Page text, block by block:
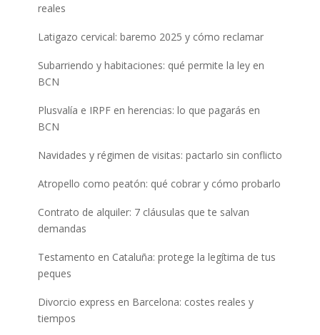
reales
Latigazo cervical: baremo 2025 y cómo reclamar
Subarriendo y habitaciones: qué permite la ley en
BCN
Plusvalía e IRPF en herencias: lo que pagarás en
BCN
Navidades y régimen de visitas: pactarlo sin conflicto
Atropello como peatón: qué cobrar y cómo probarlo
Contrato de alquiler: 7 cláusulas que te salvan
demandas
Testamento en Cataluña: protege la legítima de tus
peques
Divorcio express en Barcelona: costes reales y
tiempos